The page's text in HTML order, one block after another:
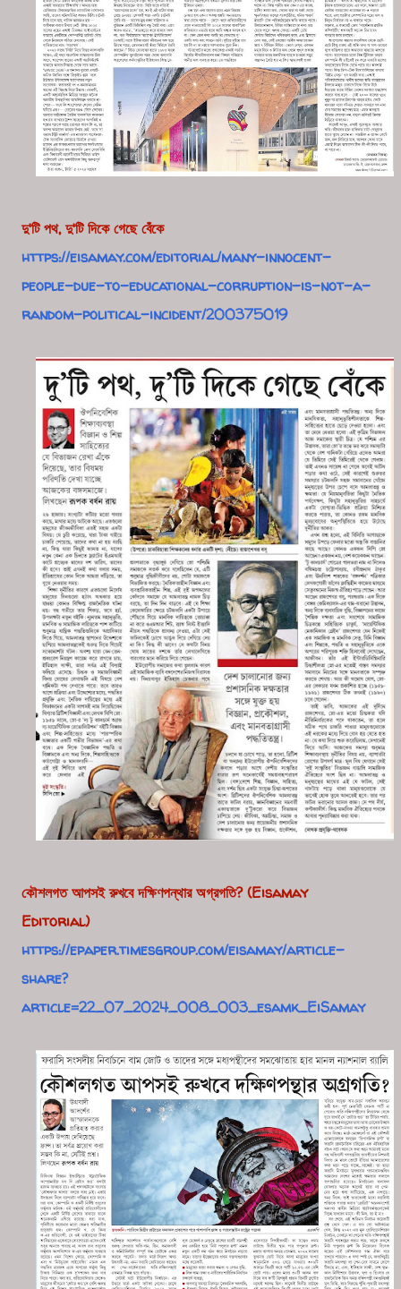
দু'টি পথ, দু'টি দিকে গেছে বেঁকে
https://eisamay.com/editorial/many-innocent-
people-due-to-educational-corruption-is-not-a-
random-political-incident/200375019
কৌশলগত আপসই রুখবে দক্ষিণপন্থার অগ্রগতি? (Eisamay
Editorial)
https://epaper.timesgroup.com/eisamay/article-
share?
article=22_07_2024_008_003_esamk_EiSamay